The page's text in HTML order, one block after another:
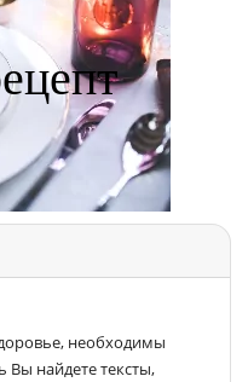
необходимы
найдете тексты,